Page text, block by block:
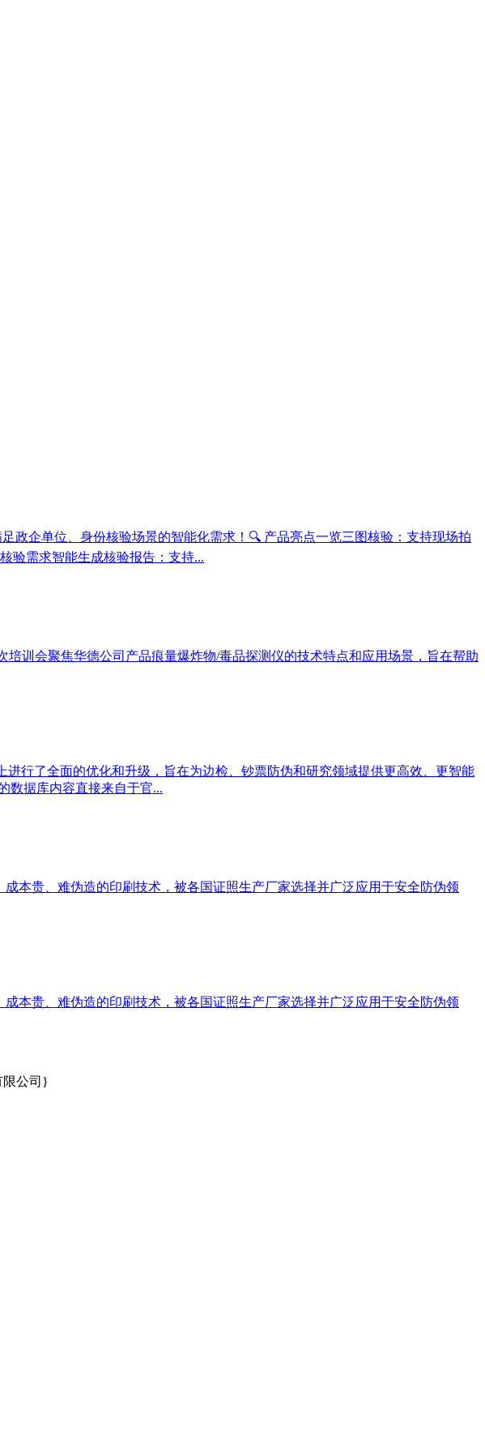
企单位、身份核验场景的智能化需求！🔍 产品亮点一览三图核验：支持现场拍
验需求智能生成核验报告：支持...
训会聚焦华德公司产品痕量爆炸物/毒品探测仪的技术特点和应用场景，旨在帮助
行了全面的优化和升级，旨在为边检、钞票防伪和研究领域提供更高效、更智能
数据库内容直接来自于官...
本贵、难伪造的印刷技术，被各国证照生产厂家选择并广泛应用于安全防伪领
本贵、难伪造的印刷技术，被各国证照生产厂家选择并广泛应用于安全防伪领